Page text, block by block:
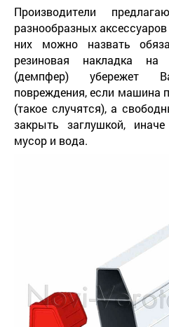
Производители
разнообразных
них можно назвать
резиновая накладка
(демпфер) убережет
повреждения, если машина
(такое случятся), а
закрыть заглушкой,
мусор и вода.